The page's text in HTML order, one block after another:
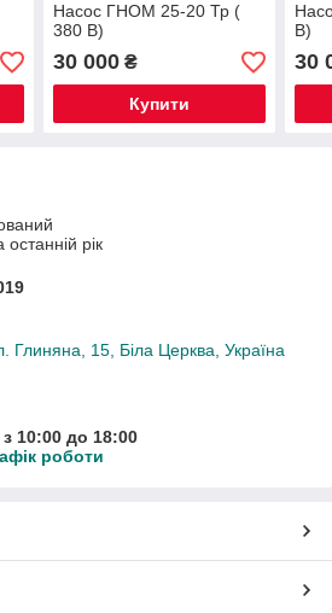
Насос ГНОМ 25-20 Тр (
380 В)
30 000₴
Купити
В)
30
останній рік
Глиняна, 15, Біла Церква, Україна
10:00 до 18:00
роботи